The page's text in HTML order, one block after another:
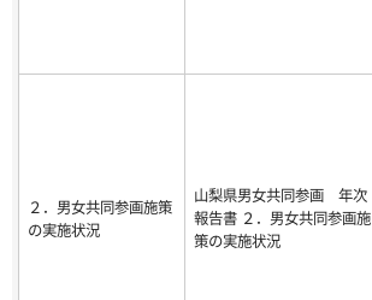
２．男女共同参画施策
の実施状況
山梨県男女共同参画 年次
報告書 ２．男女共同参画施
策の実施状況